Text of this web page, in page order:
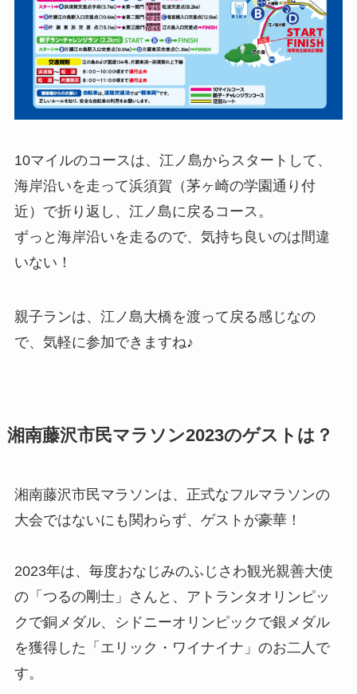
10マイルのコースは、江ノ島からスタートして、
海岸沿いを走って浜須賀（茅ヶ崎の学園通り付
近）で折り返し、江ノ島に戻るコース。
ずっと海岸沿いを走るので、気持ち良いのは間違
いない！
親子ランは、江ノ島大橋を渡って戻る感じなの
で、気軽に参加できますね♪
湘南藤沢市民マラソン2023のゲストは？
湘南藤沢市民マラソンは、正式なフルマラソンの
大会ではないにも関わらず、ゲストが豪華！
2023年は、毎度おなじみのふじさわ観光親善大使
の「つるの剛士」さんと、アトランタオリンピッ
クで銅メダル、シドニーオリンピックで銀メダル
を獲得した「エリック・ワイナイナ」のお二人で
す。